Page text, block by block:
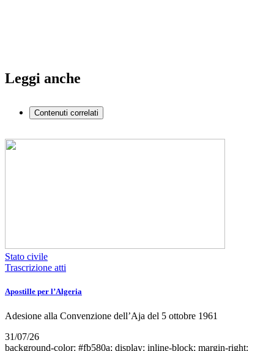
Leggi anche
Contenuti correlati
Stato civile
Trascrizione atti
Apostille per l’Algeria
Adesione alla Convenzione dell’Aja del 5 ottobre 1961
31/07/26
background-color: #fb580a; display: inline-block; margin-right: